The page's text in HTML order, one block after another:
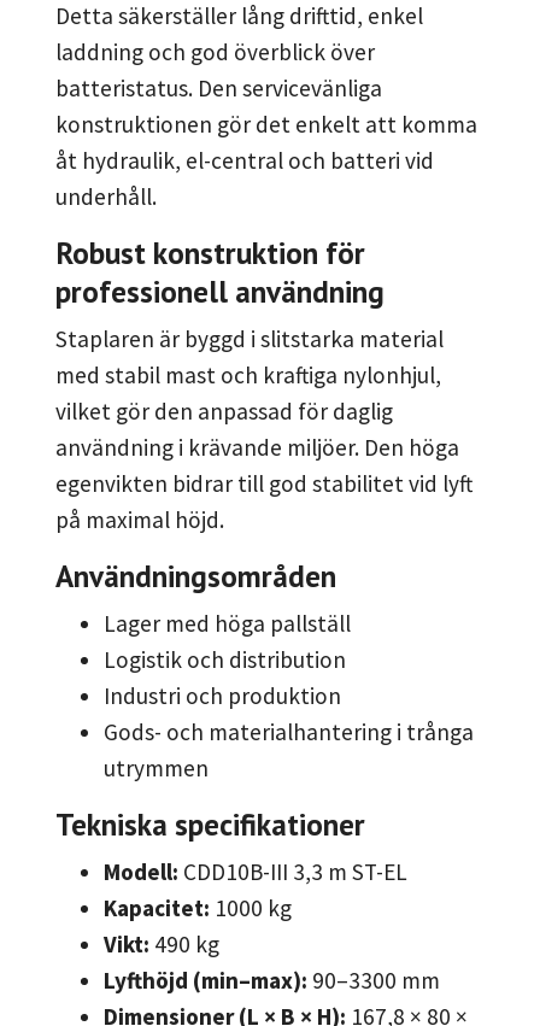
Detta säkerställer lång drifttid, enkel
laddning och god överblick över
batteristatus. Den servicevänliga
konstruktionen gör det enkelt att komma
åt hydraulik, el-central och batteri vid
underhåll.
Robust konstruktion för
professionell användning
Staplaren är byggd i slitstarka material
med stabil mast och kraftiga nylonhjul,
vilket gör den anpassad för daglig
användning i krävande miljöer. Den höga
egenvikten bidrar till god stabilitet vid lyft
på maximal höjd.
Användningsområden
Lager med höga pallställ
Logistik och distribution
Industri och produktion
Gods- och materialhantering i trånga
utrymmen
Tekniska specifikationer
Modell: CDD10B-III 3,3 m ST-EL
Kapacitet: 1000 kg
Vikt: 490 kg
Lyfthöjd (min–max): 90–3300 mm
Dimensioner (L × B × H): 167,8 × 80 ×